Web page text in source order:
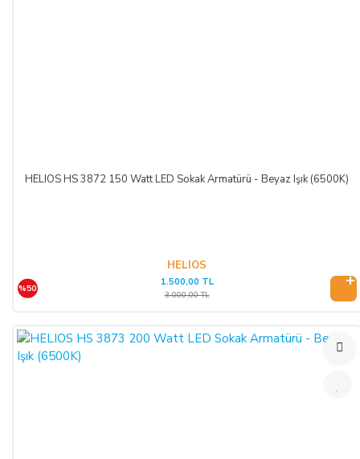
HELIOS HS 3872 150 Watt LED Sokak Armatürü - Beyaz Işık (6500K)
HELIOS
%50
1.500,00 TL
3.000,00 TL